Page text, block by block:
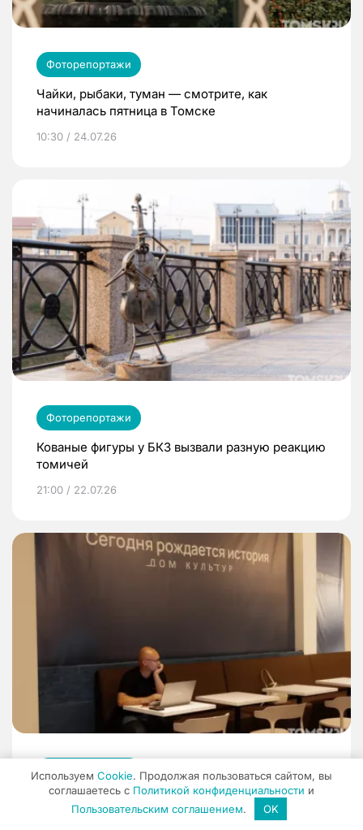
Фоторепортажи
Чайки, рыбаки, туман — смотрите, как
начиналась пятница в Томске
10:30 / 24.07.26
Фоторепортажи
Кованые фигуры у БКЗ вызвали разную реакцию
томичей
21:00 / 22.07.26
Фоторепортажи
В Томске состоялось техническое открытие
«Дома культур»
Используем Cookie. Продолжая пользоваться сайтом, вы
соглашаетесь с Политикой конфиденциальности и
Пользовательским соглашением. OK